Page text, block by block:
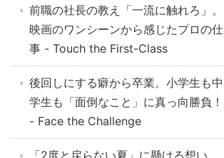
前職の社長の教え「一流に触れろ」。
映画のワンシーンから感じたプロの仕
事 - Touch the First-Class
後回しにする癖から卒業。小学生も中
学生も「面倒なこと」に真っ向勝負！
- Face the Challenge
「2度と戻らない夏」に懸ける想い。